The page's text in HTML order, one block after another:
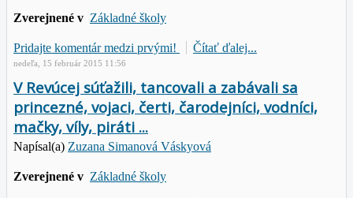
Zverejnené v Základné školy
Pridajte komentár medzi prvými! Čítať ďalej...
nedeľa, 15 február 2015 11:56
V Revúcej súťažili, tancovali a zabávali sa
princezné, vojaci, čerti, čarodejníci, vodníci,
mačky, víly, piráti ...
Napísal(a) Zuzana Simanová Váskyová
Zverejnené v Základné školy